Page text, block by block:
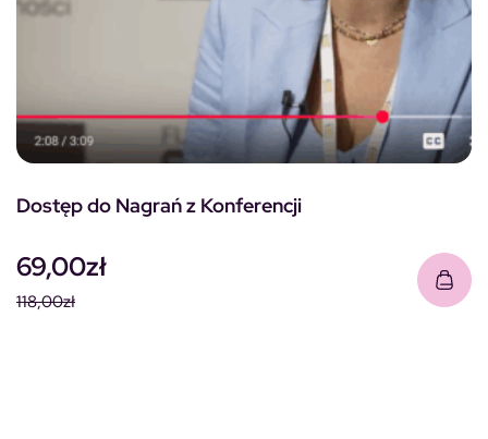
Dostęp do Nagrań z Konferencji
118,00zł
69,00zł